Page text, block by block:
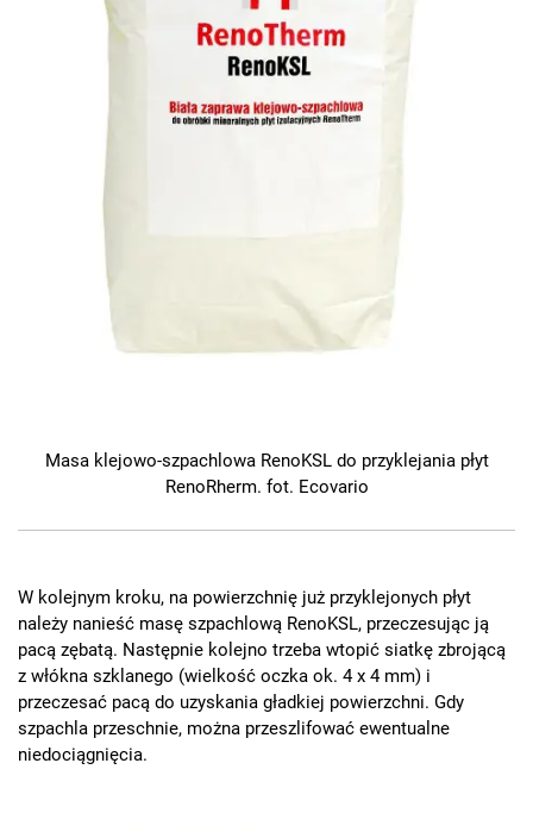
Masa klejowo-szpachlowa RenoKSL do przyklejania płyt
RenoRherm. fot. Ecovario
W kolejnym kroku, na powierzchnię już przyklejonych płyt
należy nanieść masę szpachlową RenoKSL, przeczesując ją
pacą zębatą. Następnie kolejno trzeba wtopić siatkę zbrojącą
z włókna szklanego (wielkość oczka ok. 4 x 4 mm) i
przeczesać pacą do uzyskania gładkiej powierzchni. Gdy
szpachla przeschnie, można przeszlifować ewentualne
niedociągnięcia.